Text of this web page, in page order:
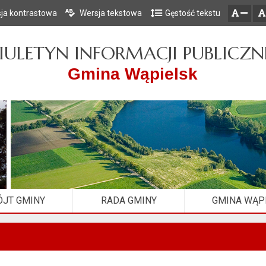
Przejdź do głównego menu
Przejdź do treści
Przejdź do mapy serwisu
kontrastowa Wersja tekstowa Gęstość tekstu
INFORMACJI
Gmina Wąpielsk
GMINY RADA GMINY GMINA